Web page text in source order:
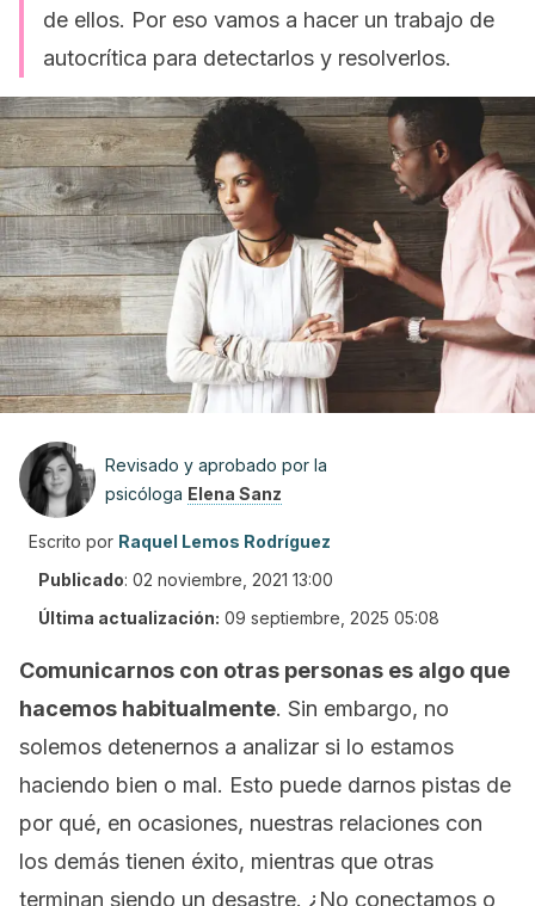
de ellos. Por eso vamos a hacer un trabajo de
autocrítica para detectarlos y resolverlos.
Revisado y aprobado por la
psicóloga Elena Sanz
Escrito por Raquel Lemos Rodríguez
Publicado: 02 noviembre, 2021 13:00
Última actualización: 09 septiembre, 2025 05:08
Comunicarnos con otras personas es algo que
hacemos habitualmente. Sin embargo, no
solemos detenernos a analizar si lo estamos
haciendo bien o mal. Esto puede darnos pistas de
por qué, en ocasiones, nuestras relaciones con
los demás tienen éxito, mientras que otras
terminan siendo un desastre. ¿No conectamos o